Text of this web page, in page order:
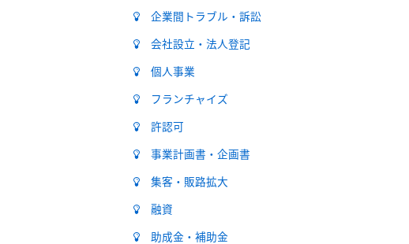
企業間トラブル・訴訟
会社設立・法人登記
個人事業
フランチャイズ
許認可
事業計画書・企画書
集客・販路拡大
融資
助成金・補助金